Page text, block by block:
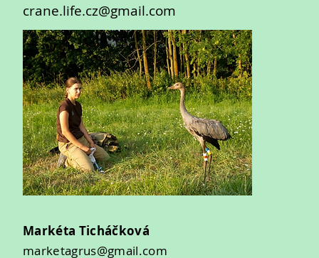
crane.life.cz@gmail.com
Markéta Ticháčková
marketagrus@gmail.com